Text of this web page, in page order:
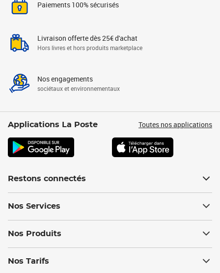
Paiements 100% sécurisés
Livraison offerte dès 25€ d'achat
Hors livres et hors produits marketplace
Nos engagements
sociétaux et environnementaux
Applications La Poste Toutes nos applications
Restons connectés
Nos Services
Nos Produits
Nos Tarifs